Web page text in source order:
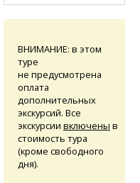
ВНИМАНИЕ: в этом
туре
не предусмотрена
оплата
дополнительных
экскурсий. Все
экскурсии включены в
стоимость тура
(кроме свободного
дня).